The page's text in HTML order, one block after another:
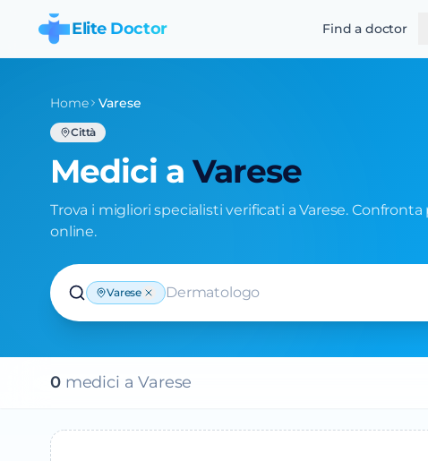
Elite Doctor Find a doctor
Home Varese
Città
Medici a Varese
Trova i migliori specialisti verificati a Varese.
online.
Varese Dermatologo
0medici aVarese